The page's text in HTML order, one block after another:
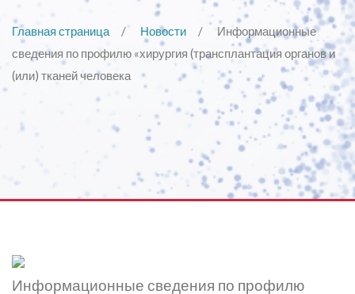
Главная страница Новости
Информационные
сведения по профилю «хирургия (трансплантация органов и
(или) тканей человека
Информационные сведения по профилю